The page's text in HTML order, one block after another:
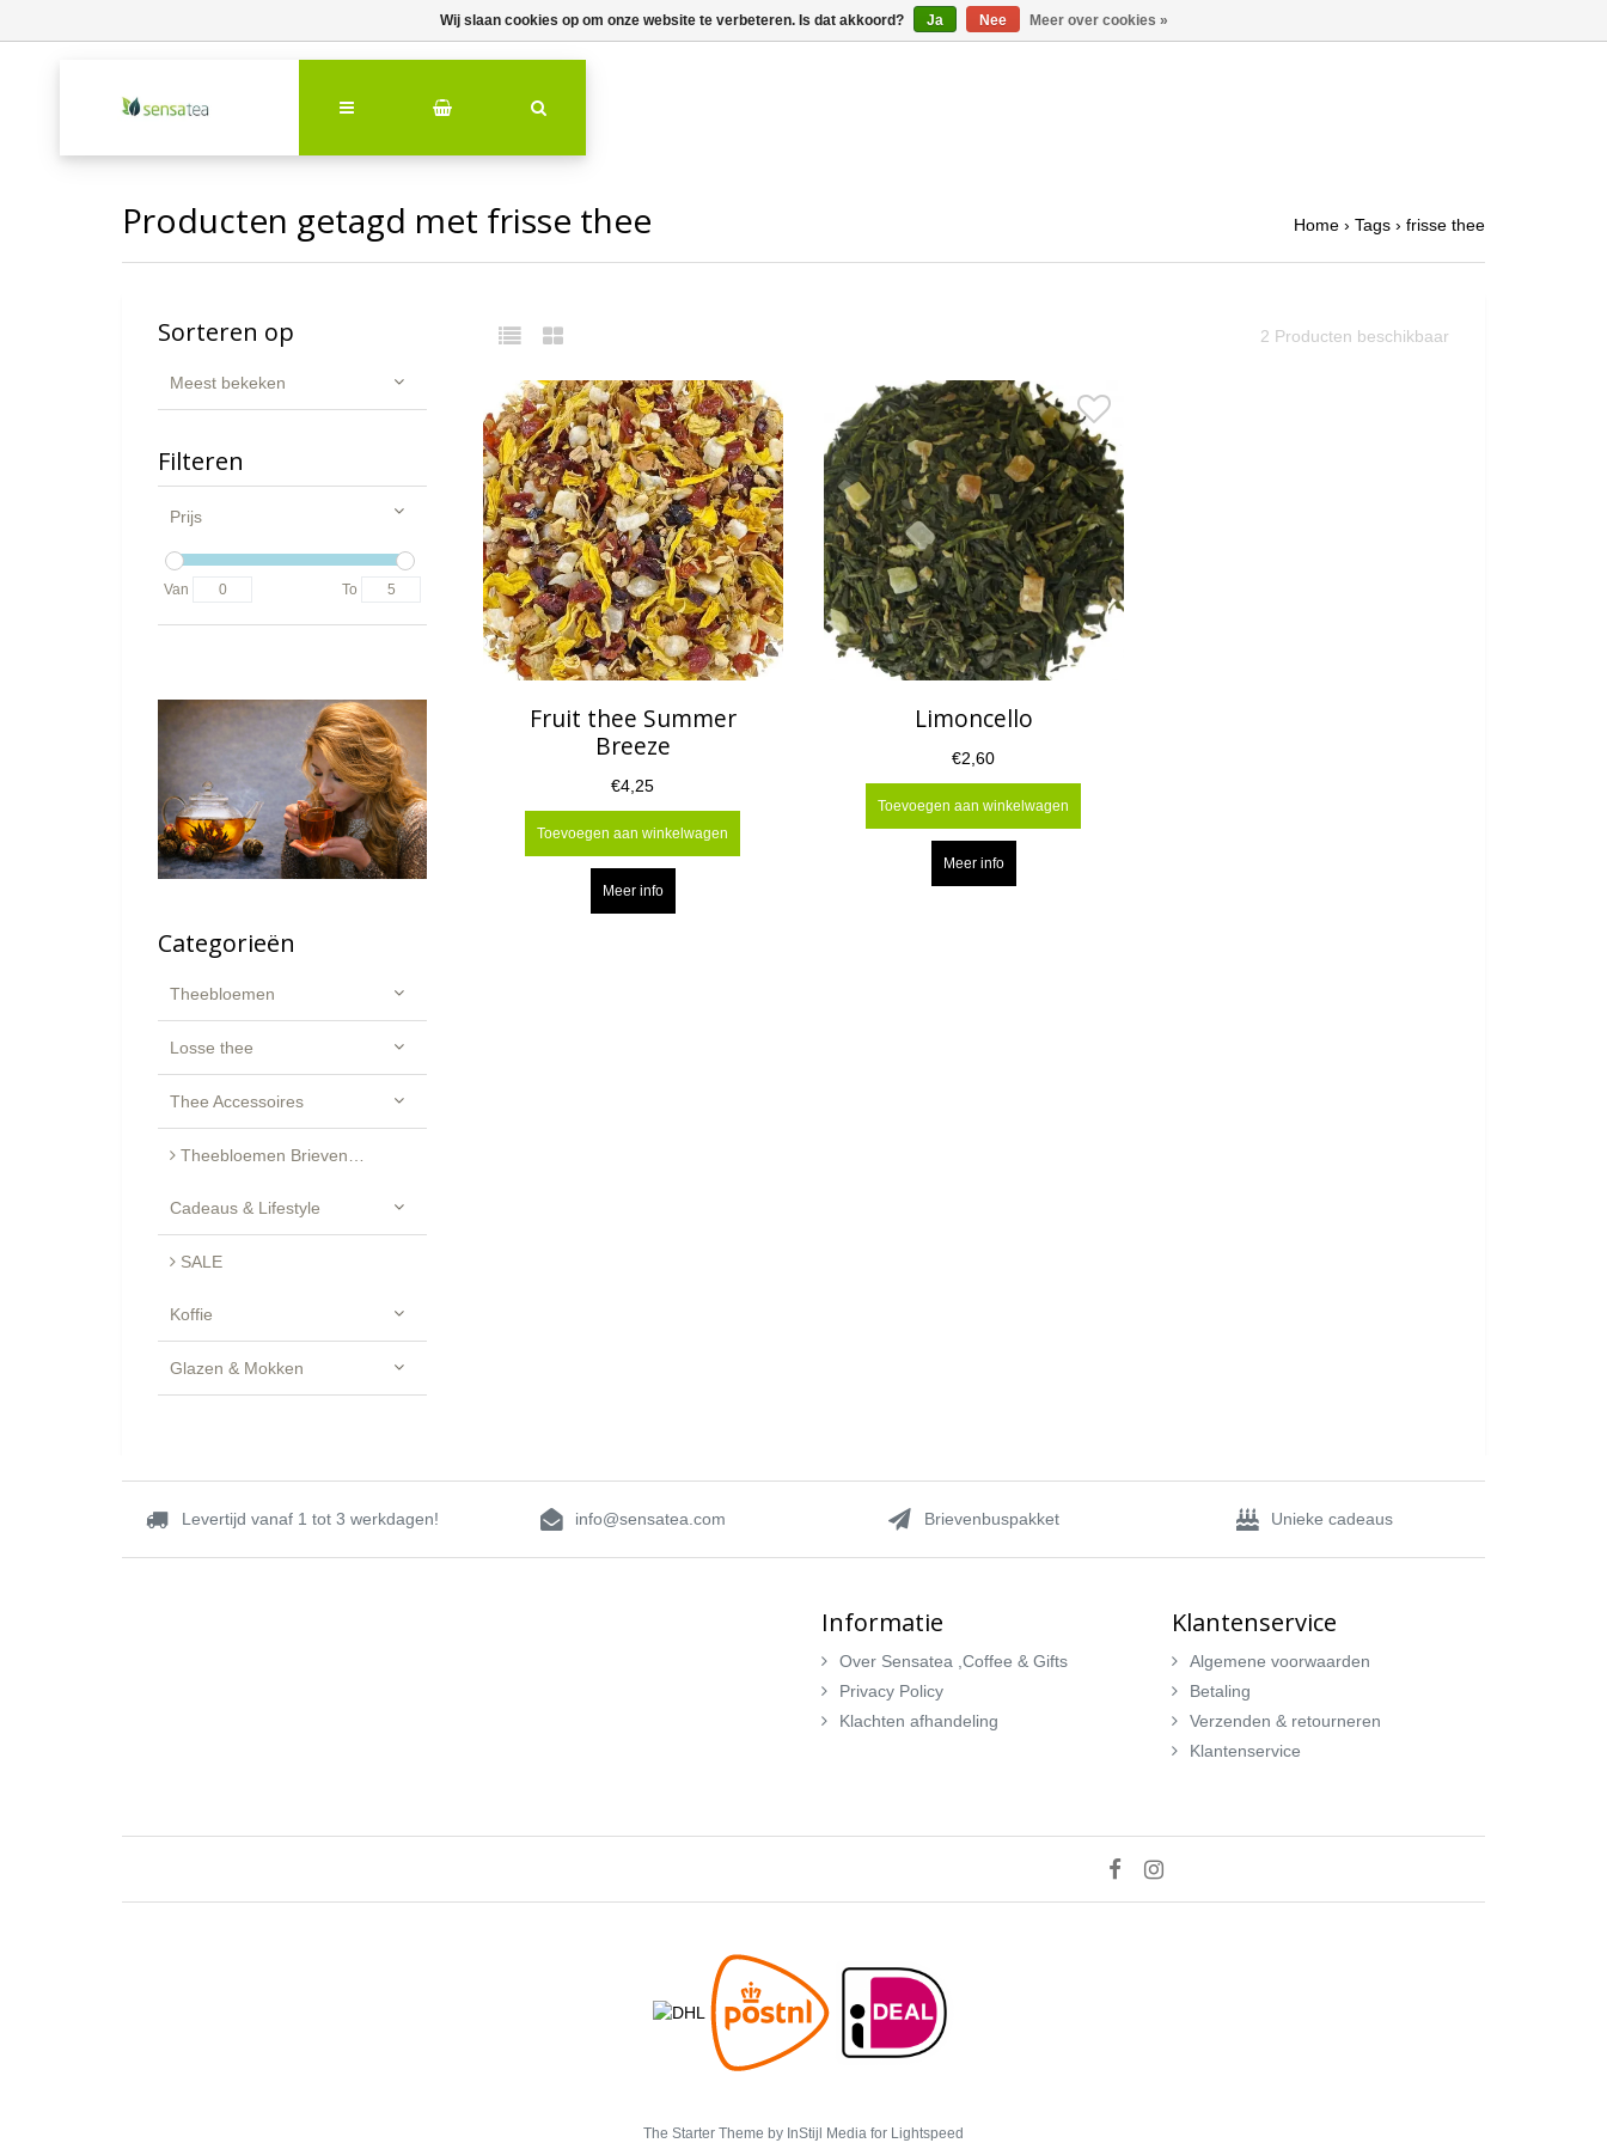
Producten getagd met frisse thee Home › Tags › frisse thee
2 Producten beschikbaar
Sorteren op
Meest bekeken
Filteren
Prijs
Van To
Categorieën
Theebloemen
Losse thee
Thee Accessoires
Theebloemen Brievenbus Cadeau - Luxe Geschenkset
Cadeaus & Lifestyle
SALE
Koffie
Glazen & Mokken
Fruit thee Summer
Breeze
€4,25
Toevoegen aan winkelwagen
Meer info
Limoncello
€2,60
Toevoegen aan winkelwagen
Meer info
Levertijd vanaf 1 tot 3 werkdagen! info@sensatea.com Brievenbuspakket Unieke cadeaus
Informatie
Over Sensatea ,Coffee & Gifts
Privacy Policy
Klachten afhandeling
Klantenservice
Algemene voorwaarden
Betaling
Verzenden & retourneren
Klantenservice
The Starter Theme by InStijl Media for Lightspeed
Wij slaan cookies op om onze website te verbeteren. Is dat akkoord? Ja Nee Meer over cookies »